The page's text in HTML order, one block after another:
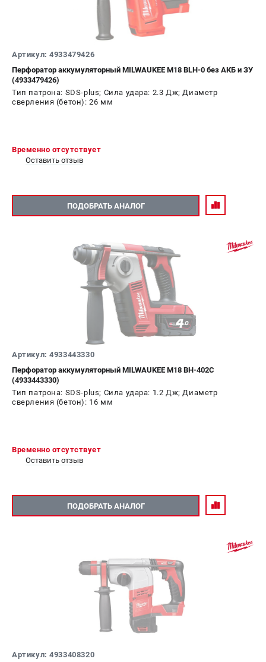
Артикул: 4933479426
Перфоратор аккумуляторный MILWAUKEE M18 BLH-0 без АКБ и ЗУ
(4933479426)
Тип патрона: SDS-plus; Сила удара: 2.3 Дж; Диаметр
сверления (бетон): 26 мм
Временно отсутствует
Оставить отзыв
ПОДОБРАТЬ АНАЛОГ
Артикул: 4933443330
Перфоратор аккумуляторный MILWAUKEE M18 BH-402C
(4933443330)
Тип патрона: SDS-plus; Сила удара: 1.2 Дж; Диаметр
сверления (бетон): 16 мм
Временно отсутствует
Оставить отзыв
ПОДОБРАТЬ АНАЛОГ
Артикул: 4933408320